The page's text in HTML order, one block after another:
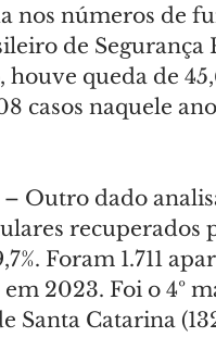
nos números de
de
houve queda de
casos naquele
– Outro dado
recuperados
Foram 1.711
em 2023. Foi o 4º
Santa Catarina